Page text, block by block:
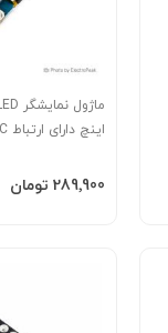
اینچ دارای ارتباط I2C
‎289٬900 تومان
افزودن به سبد